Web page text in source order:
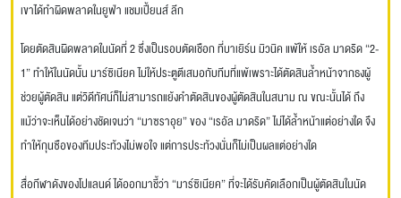
เขาได้ทำผิดพลาดในยูฟ่า แชมเปี้ยนส์ ลีก
โดยตัดสินผิดพลาดในนัดที่ 2 ซึ่งเป็นรอบตัดเชือก ที่บาเยิร์น มิวนิค แพ้ให้ เรอัล มาดริด “2-
1” ทำให้ในนัดนั้น มาร์ซิเนียค ไม่ให้ประตูตีเสมอกับทีมที่แพ้เพราะได้ตัดสินล้ำหน้าจากธงผู้
ช่วยผู้ตัดสิน แต่วิดีทัศน์ก็ไม่สามารถแย้งคำตัดสินของผู้ตัดสินในสนาม ณ ขณะนั้นได้ ถึง
แม้ว่าจะเห็นได้อย่างชัดเจนว่า “มาซราอุย” ของ “เรอัล มาดริด” ไม่ได้ล้ำหน้าแต่อย่างใด จึง
ทำให้กุนซือของทีมประท้วงไม่พอใจ แต่การประท้วงนั่นก็ไม่เป็นผลแต่อย่างใด
สื่อกีฬาดังของโปแลนด์ ได้ออกมาชี้ว่า “มาร์ซิเนียค” ที่จะได้รับคัดเลือกเป็นผู้ตัดสินในนัด